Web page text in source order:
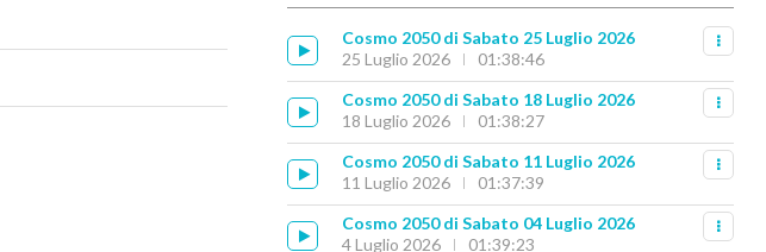
Cosmo 2050 di Sabato 25 Luglio 2026
25 Luglio 2026
01:38:46
Cosmo 2050 di Sabato 18 Luglio 2026
18 Luglio 2026
01:38:27
Cosmo 2050 di Sabato 11 Luglio 2026
11 Luglio 2026
01:37:39
Cosmo 2050 di Sabato 04 Luglio 2026
4 Luglio 2026
01:39:23